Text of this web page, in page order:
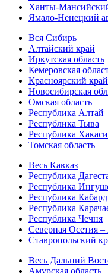
Ханты-
Ямало-Ненецкий
Вся Сибирь
Алтайский край
Иркутская область
Кемеровская
Красноярский край
Новосибирская
Омская область
Республика Алтай
Республика Тыва
Республика
Томская область
Весь Кавказ
Республика
Республика
Республика
Республика
Республика Чечня
Северная Осетия
Ставропольский
Весь Дальний
Амурская область